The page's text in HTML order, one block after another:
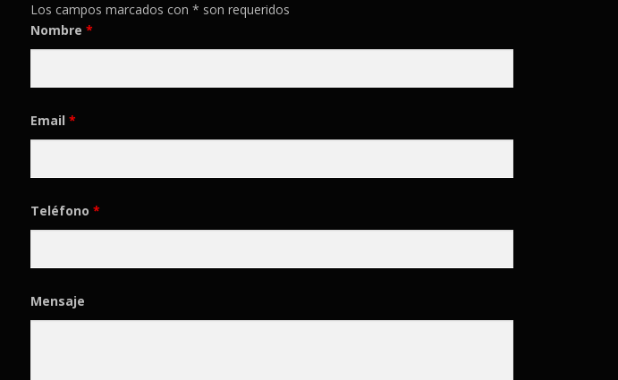
Los campos marcados con * son requeridos
Nombre *
Email *
Teléfono *
Mensaje